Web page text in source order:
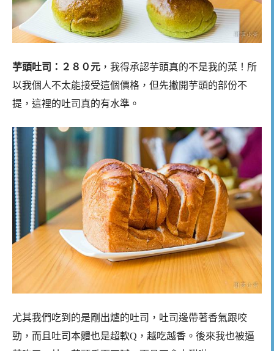
芋頭吐司：２８０元 ，我得承認芋頭真的不是我的菜！所
以我個人不太能接受這個價格，但先撇開芋頭的部份不
提，這裡的吐司真的有水準。
尤其我們吃到的是剛出爐的吐司，吐司邊帶著香氣跟咬
勁，而且吐司本體也是超軟Q，越吃越香。後來我也被逼